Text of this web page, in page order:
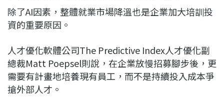
除了AI因素，整體就業市場降溫也是企業加大培訓投
資的重要原因。
人才優化軟體公司The Predictive Index人才優化副
總裁Matt Poepsel則說，在企業放慢招募腳步後，更
需要有計畫地培養現有員工，而不是持續投入成本爭
搶外部人才。